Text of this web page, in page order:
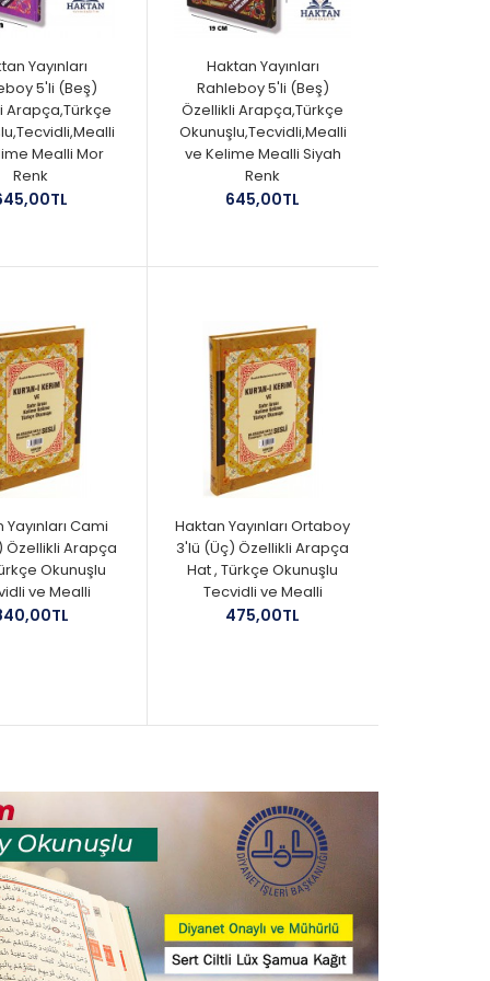
Yayınları
5'li (Beş)
Arapça,Türkçe
Mealli Mor
Renk
Haktan Yayınları
Rahleboy 5'li (Beş)
Özellikli Arapça,Türkçe
Okunuşlu,Tecvidli,Mealli
ve Kelime Mealli Siyah
Renk
645,00TL
Cami
Özellikli Arapça
Okunuşlu
ve Mealli
Haktan Yayınları Ortaboy
3'lü (Üç) Özellikli Arapça
Hat , Türkçe Okunuşlu
Tecvidli ve Mealli
475,00TL